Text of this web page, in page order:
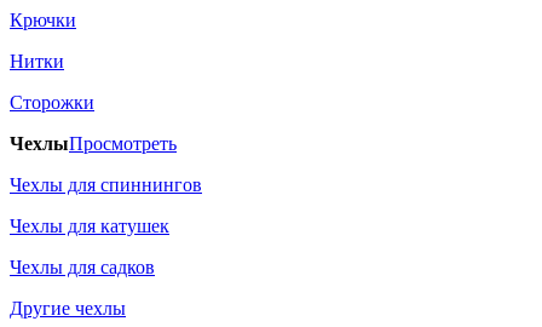
Крючки
Нитки
Сторожки
ЧехлыПросмотреть
Чехлы для спиннингов
Чехлы для катушек
Чехлы для садков
Другие чехлы